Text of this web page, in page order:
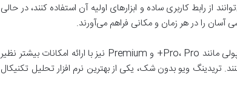
از رابط کاربری ساده و ابزارهای اولیه آن استفاده کنند، در حالی
را در هر زمان و مکانی فراهم می‌آورند.
این پلتفرم طرح رایگان با محدودیت‌هایی ارائه می‌دهد که برای شروع کار بسیار مناسب است. طرح‌های پولی مانند Pro، Pro+ و Premium نیز با ارائه امکانات بیشتر نظیر
تریدینگ ویو بدون شک، یکی از بهترین نرم افزار تحلیل تکنیکال